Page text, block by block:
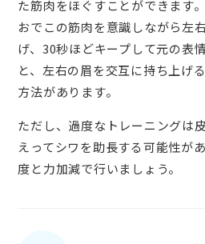
た筋肉をほぐすことができます。
おでこの筋肉を意識しながら左
げ、30秒ほどキープして元の表
と、左右の眉を交互に持ち上げ
方法があります。
ただし、過度なトレーニングは
えってシワを助長する可能性が
度と力加減で行いましょう。